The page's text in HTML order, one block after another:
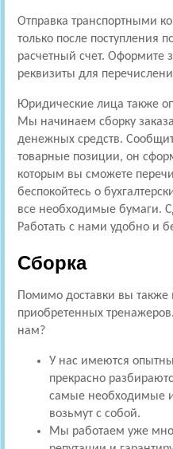
Отправка транспортными
только после поступления
расчетный счет.
реквизиты для
Юридические лица также
Мы начинаем сборку
денежных средств.
товарные позиции, он
которым вы сможете
беспокойтесь о
все необходимые бумаги.
Работать с нами удобно и
Сборка
Помимо доставки вы также
приобретенных
нам?
У нас имеются
прекрасно
самые необходимые
возьмут с собой.
Мы работаем уже